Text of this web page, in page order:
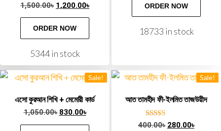
1,500.00৳ 1,200.00৳
ORDER NOW
5344 in stock
ORDER NOW
18733 in stock
Sale!
এসো কুরআন শিখি + মেমোরী কার্ড
1,050.00৳ 830.00৳
Sale!
আত তামহীদ ফী-ইলমিত তাজউয়ীদ
Rated
400.00৳ 280.00৳